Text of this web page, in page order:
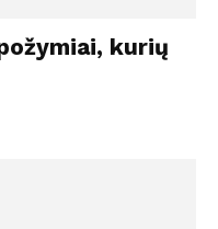
kurių